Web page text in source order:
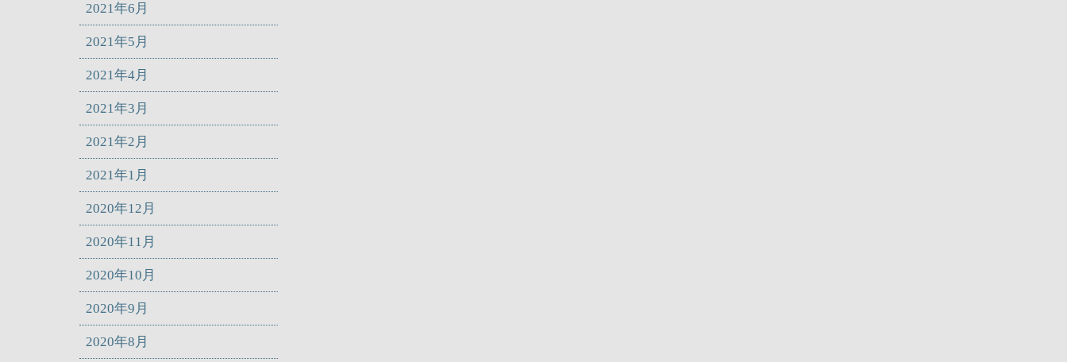
2021年6月
2021年5月
2021年4月
2021年3月
2021年2月
2021年1月
2020年12月
2020年11月
2020年10月
2020年9月
2020年8月